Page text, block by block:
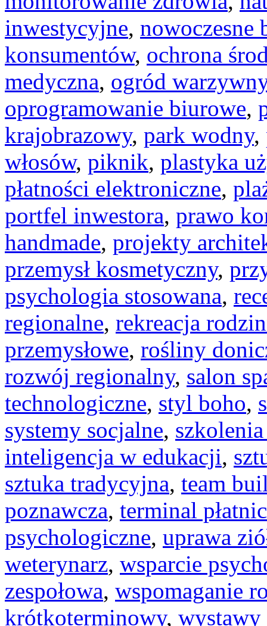
inwestycyjne, nowoczesne
konsumentów, ochrona
medyczna, ogród warzywny
oprogramowanie biurowe,
krajobrazowy, park wodny,
włosów, piknik, plastyka
płatności elektroniczne,
portfel inwestora, prawo
handmade, projekty
przemysł kosmetyczny,
psychologia stosowana,
regionalne, rekreacja
przemysłowe, rośliny
rozwój regionalny, salon
technologiczne, styl boho,
systemy socjalne,
inteligencja w edukacji,
sztuka tradycyjna, team
poznawcza, terminal
psychologiczne, uprawa
weterynarz, wsparcie
zespołowa, wspomaganie
krótkoterminowy, wystawy